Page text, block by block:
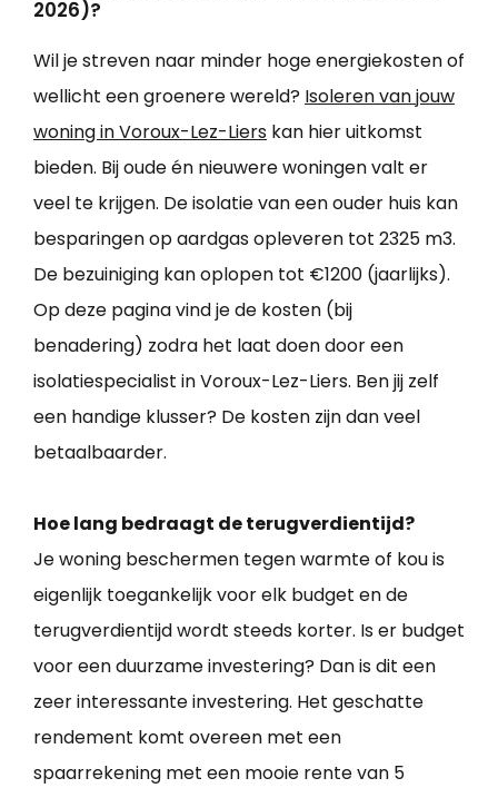
2026)?
Wil je streven naar minder hoge energiekosten of
wellicht een groenere wereld? Isoleren van jouw
woning in Voroux-Lez-Liers kan hier uitkomst
bieden. Bij oude én nieuwere woningen valt er
veel te krijgen. De isolatie van een ouder huis kan
besparingen op aardgas opleveren tot 2325 m3.
De bezuiniging kan oplopen tot €1200 (jaarlijks).
Op deze pagina vind je de kosten (bij
benadering) zodra het laat doen door een
isolatiespecialist in Voroux-Lez-Liers. Ben jij zelf
een handige klusser? De kosten zijn dan veel
betaalbaarder.
Hoe lang bedraagt de terugverdientijd?
Je woning beschermen tegen warmte of kou is
eigenlijk toegankelijk voor elk budget en de
terugverdientijd wordt steeds korter. Is er budget
voor een duurzame investering? Dan is dit een
zeer interessante investering. Het geschatte
rendement komt overeen met een
spaarrekening met een mooie rente van 5